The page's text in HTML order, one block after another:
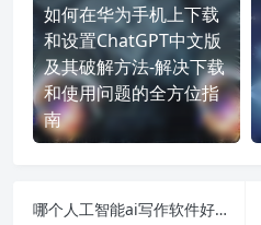
如何在华为手机上下载
和设置ChatGPT中文版
及其破解方法-解决下载
和使用问题的全方位指
南
哪个人工智能ai写作软件好用